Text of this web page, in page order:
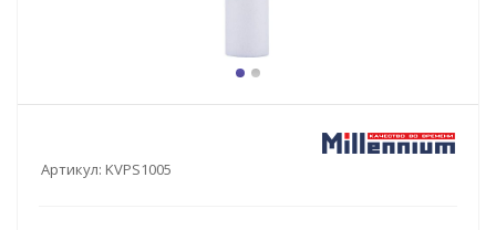
Артикул: KVPS1005